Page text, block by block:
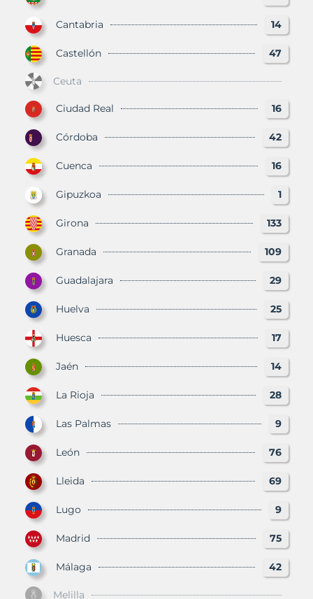
Cantabria 14
Castellón 47
Ceuta
Ciudad Real 16
Córdoba 42
Cuenca 16
Gipuzkoa 1
Girona 133
Granada 109
Guadalajara 29
Huelva 25
Huesca 17
Jaén 14
La Rioja 28
Las Palmas 9
León 76
Lleida 69
Lugo 9
Madrid 75
Málaga 42
Melilla